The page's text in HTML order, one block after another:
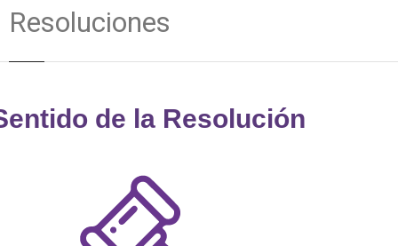
Resoluciones
de la Resolución